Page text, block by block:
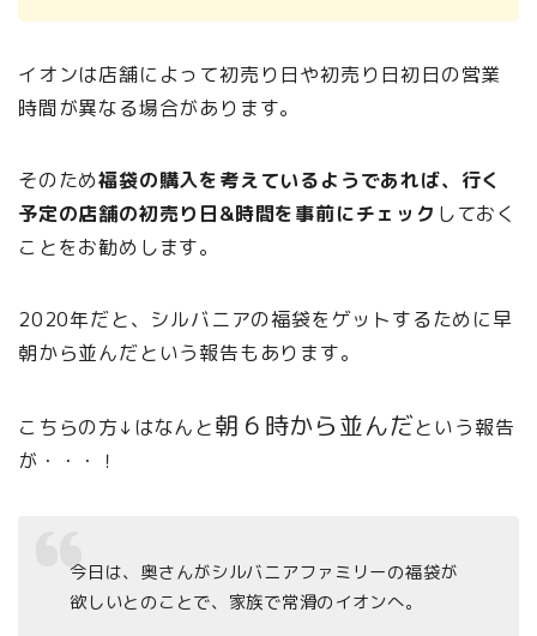
イオンは店舗によって初売り日や初売り日初日の営業
時間が異なる場合があります。
そのため福袋の購入を考えているようであれば、行く
予定の店舗の初売り日&時間を事前にチェック しておく
ことをお勧めします。
2020年だと、シルバニアの福袋をゲットするために早
朝から並んだという報告もあります。
こちらの方↓はなんと朝６時から並んだという報告
が・・・！
今日は、奥さんがシルバニアファミリーの福袋が
欲しいとのことで、家族で常滑のイオンへ。